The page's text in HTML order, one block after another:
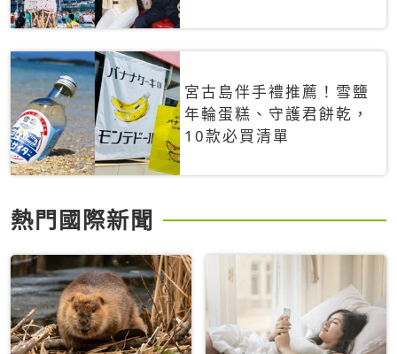
宮古島伴手禮推薦！雪鹽
年輪蛋糕、守護君餅乾，
10款必買清單
熱門國際新聞